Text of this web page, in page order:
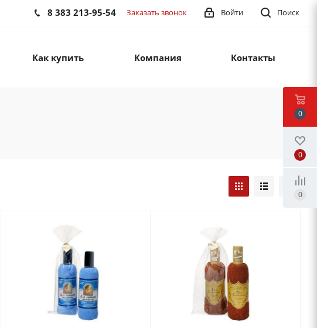
Поиск
Войти
8 383 213-95-54 Заказать звонок
Как купить Компания Контакты
0
0
0